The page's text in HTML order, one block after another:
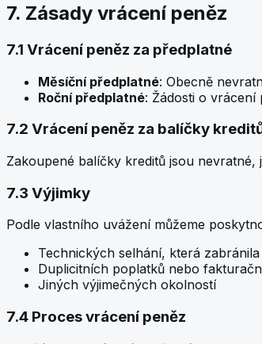
7. Zásady vrácení peněz
7.1 Vrácení peněz za předplatné
Měsíční předplatné: Obecně
Roční předplatné: Žádosti o
7.2 Vrácení peněz za balíčky
Zakoupené balíčky kreditů jsou
7.3 Výjimky
Podle vlastního uvážení můžeme
Technických selhání, která
Duplicitních poplatků nebo
Jiných výjimečných okolností
7.4 Proces vrácení peněz